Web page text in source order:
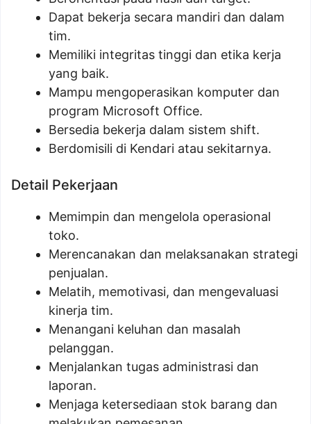
Dapat bekerja secara mandiri dan dalam
tim.
Memiliki integritas tinggi dan etika kerja
yang baik.
Mampu mengoperasikan komputer dan
program Microsoft Office.
Bersedia bekerja dalam sistem shift.
Berdomisili di Kendari atau sekitarnya.
Detail Pekerjaan
Memimpin dan mengelola operasional
toko.
Merencanakan dan melaksanakan strategi
penjualan.
Melatih, memotivasi, dan mengevaluasi
kinerja tim.
Menangani keluhan dan masalah
pelanggan.
Menjalankan tugas administrasi dan
laporan.
Menjaga ketersediaan stok barang dan